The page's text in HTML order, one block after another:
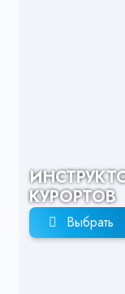
КУРОРТОВ
Выбрать